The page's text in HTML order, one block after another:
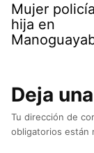
Mujer
hija en
Deja
Tu dirección de
obligatorios están